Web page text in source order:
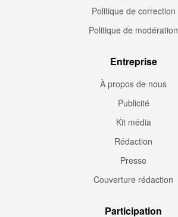
Politique de correction
Politique de modération
Entreprise
À propos de nous
Publicité
Kit média
Rédaction
Presse
Couverture rédaction
Participation